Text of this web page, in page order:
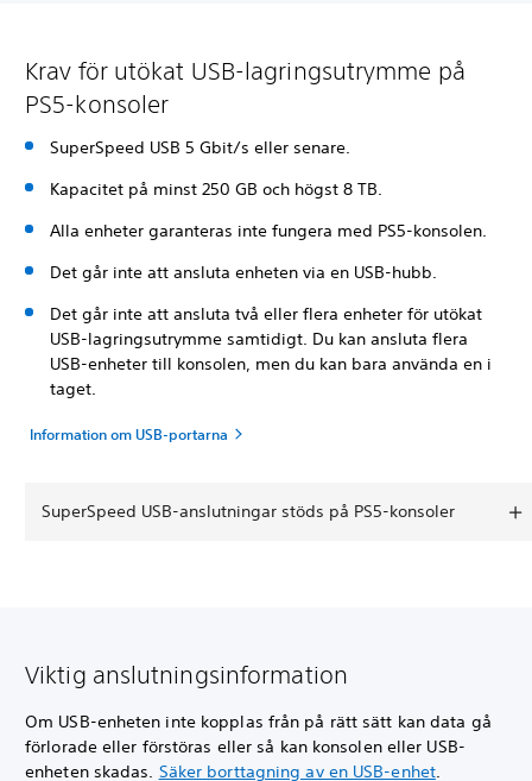
Krav för utökat USB-lagringsutrymme på
PS5-konsoler
SuperSpeed USB 5 Gbit/s eller senare.
Kapacitet på minst 250 GB och högst 8 TB.
Alla enheter garanteras inte fungera med PS5-konsolen.
Det går inte att ansluta enheten via en USB-hubb.
Det går inte att ansluta två eller flera enheter för utökat
USB-lagringsutrymme samtidigt. Du kan ansluta flera
USB-enheter till konsolen, men du kan bara använda en i
taget.
Information om USB-portarna
SuperSpeed USB-anslutningar stöds på PS5-konsoler
Viktig anslutningsinformation
Om USB-enheten inte kopplas från på rätt sätt kan data gå
förlorade eller förstöras eller så kan konsolen eller USB-
enheten skadas. Säker borttagning av en USB-enhet.